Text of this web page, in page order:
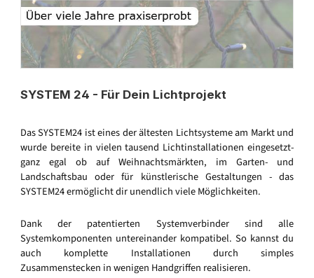
SYSTEM 24 - Für Dein Lichtprojekt
Das SYSTEM24 ist eines der ältesten Lichtsysteme am Markt und
wurde bereite in vielen tausend Lichtinstallationen eingesetzt-
ganz egal ob auf Weihnachtsmärkten, im Garten- und
Landschaftsbau oder für künstlerische Gestaltungen - das
SYSTEM24 ermöglicht dir unendlich viele Möglichkeiten.
Dank der patentierten Systemverbinder sind alle
Systemkomponenten untereinander kompatibel. So kannst du
auch komplette Installationen durch simples
Zusammenstecken in wenigen Handgriffen realisieren.